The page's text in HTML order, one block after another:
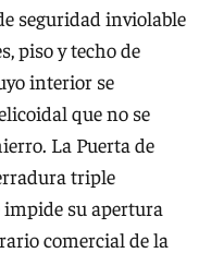
seguridad inviolable
piso y techo de
interior se
que no se
La Puerta de
triple
su apertura
comercial de la